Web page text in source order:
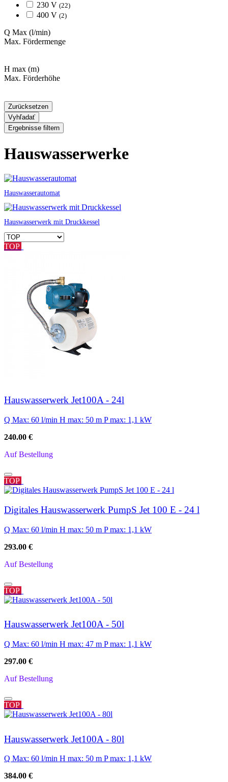
230 V (22)
400 V (2)
Q Max (l/min)
Max. Fördermenge
H max (m)
Max. Förderhöhe
Zurücksetzen
Vyhľadať
Ergebnisse filtern
Hauswasserwerke
Hauswasserautomat
Hauswasserwerk mit Druckkessel
TOP
Hauswasserwerk Jet100A - 24l
Q Max: 60 l/min H max: 50 m P max: 1,1 kW
240.00 €
Auf Bestellung
TOP
Digitales Hauswasserwerk PumpS Jet 100 E - 24 l
Q Max: 60 l/min H max: 50 m P max: 1,1 kW
293.00 €
Auf Bestellung
TOP
Hauswasserwerk Jet100A - 50l
Q Max: 60 l/min H max: 47 m P max: 1,1 kW
297.00 €
Auf Bestellung
TOP
Hauswasserwerk Jet100A - 80l
Q Max: 60 l/min H max: 50 m P max: 1,1 kW
384.00 €